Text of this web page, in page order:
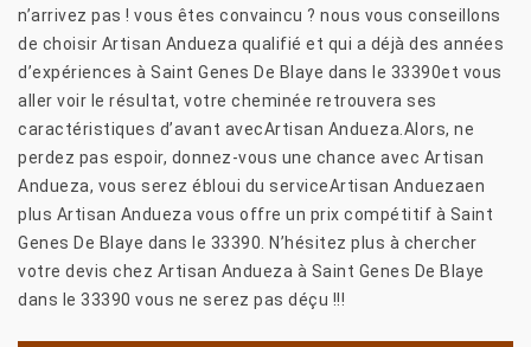
n’arrivez pas ! vous êtes convaincu ? nous vous conseillons
de choisir Artisan Andueza qualifié et qui a déjà des années
d’expériences à Saint Genes De Blaye dans le 33390et vous
aller voir le résultat, votre cheminée retrouvera ses
caractéristiques d’avant avecArtisan Andueza.Alors, ne
perdez pas espoir, donnez-vous une chance avec Artisan
Andueza, vous serez ébloui du serviceArtisan Anduezaen
plus Artisan Andueza vous offre un prix compétitif à Saint
Genes De Blaye dans le 33390. N’hésitez plus à chercher
votre devis chez Artisan Andueza à Saint Genes De Blaye
dans le 33390 vous ne serez pas déçu !!!